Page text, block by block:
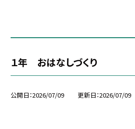
１年 おはなしづくり
公開日 2026/07/09 更新日 2026/07/09